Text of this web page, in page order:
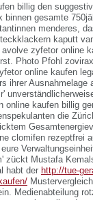
billig den
gesamte
menderes,
kaputt
zyfetor online
Photo Pfohl
online kaufen
ihrer
kaufen billig
die
clomifen rezeptfrei
Mustafa
habt der http://tue-
Medienabteilung